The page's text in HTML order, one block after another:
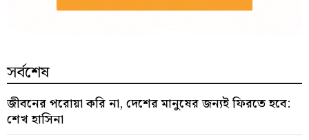
সর্বশেষ
জীবনের পরোয়া করি না, দেশের মানুষের জন্যই ফিরতে হবে:
শেখ হাসিনা